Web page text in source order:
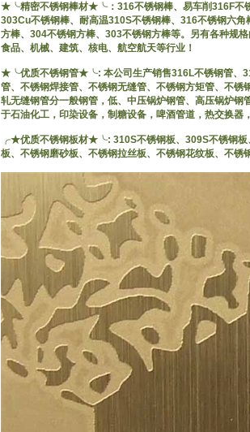
★╰精密不锈钢棒材★╰：316不锈钢棒、易车削316F不
303Cu不锈钢棒、耐高温310S不锈钢棒、316不锈钢六
方棒、304不锈钢方棒、303不锈钢方棒等。另有各种规
食品、机械、建筑、核电、航空航天等行业！
★╰优质不锈钢管★╰: 本公司生产销售316L不锈钢管、
管、不锈钢焊接管、不锈钢无缝管、不锈钢方矩管、不
轧无缝钢管分一般钢管，低、中压锅炉钢管、高压锅炉
于石油化工，印染设备，制糖设备，啤酒管道，热交换器
╭★优质不锈钢板材★╰: 310S不锈钢板、309S不锈钢板
板、不锈钢磨砂板、不锈钢拉丝板、不锈钢花纹板、不锈